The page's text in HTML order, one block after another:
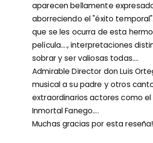
aparecen bellamente
aborreciendo el "éxito
que se les ocurra de esta
película...., interpretaciones
sobrar y ser valiosas todas....
Admirable Director don Luis
musical a su padre y otros
extraordinarios actores como
Inmortal Fanego....
Muchas gracias por esta reseña!